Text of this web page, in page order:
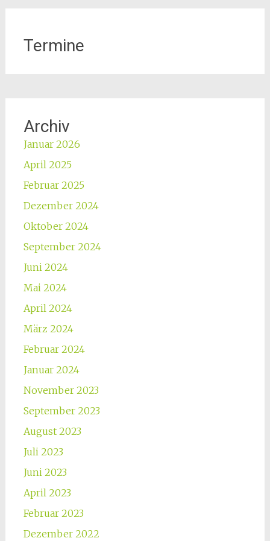
Termine
Archiv
Januar 2026
April 2025
Februar 2025
Dezember 2024
Oktober 2024
September 2024
Juni 2024
Mai 2024
April 2024
März 2024
Februar 2024
Januar 2024
November 2023
September 2023
August 2023
Juli 2023
Juni 2023
April 2023
Februar 2023
Dezember 2022